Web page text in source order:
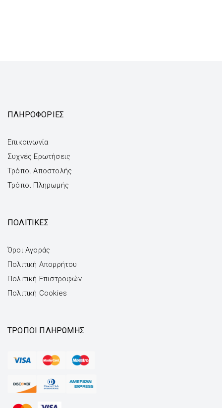
ΠΛΗΡΟΦΟΡΙΕΣ
Επικοινωνία
Συχνές Ερωτήσεις
Τρόποι Αποστολής
Τρόποι Πληρωμής
ΠΟΛΙΤΙΚΕΣ
Όροι Αγοράς
Πολιτική Απορρήτου
Πολιτική Επιστροφών
Πολιτική Cookies
ΤΡΌΠΟΙ ΠΛΗΡΩΜΉΣ